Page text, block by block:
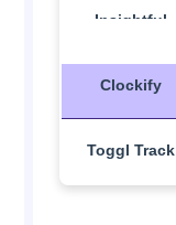
Insightful
Clockify
Toggl Track